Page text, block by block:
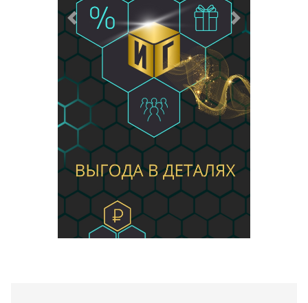
Предыдущий Следующий